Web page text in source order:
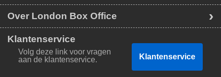
Over London Box Office
Klantenservice
Volg deze link voor vragen
aan de klantenservice.
Klantenservice